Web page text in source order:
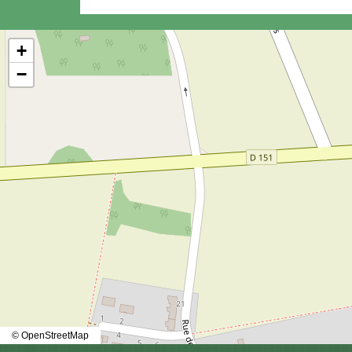
+
−
© OpenStreetMap